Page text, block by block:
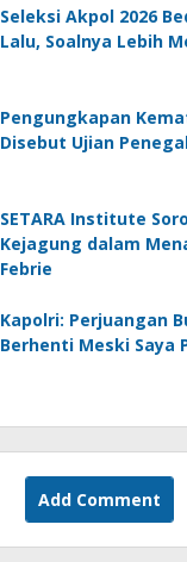
Seleksi Akpol 2026
Lalu, Soalnya Lebih
Pengungkapan
Disebut Ujian
SETARA Institute
Kejagung dalam
Febrie
Kapolri: Perjuangan
Berhenti Meski Saya
Add Comment